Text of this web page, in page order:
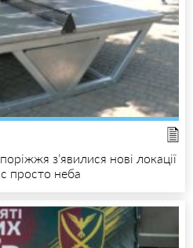
з’явилися нові локації
просто неба